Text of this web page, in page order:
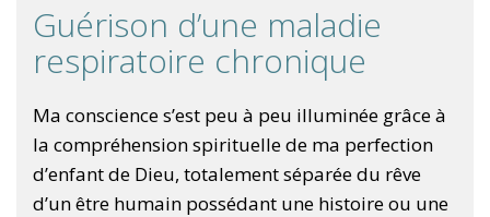
Guérison d’une maladie
respiratoire chronique
Ma conscience s’est peu à peu illuminée grâce à
la compréhension spirituelle de ma perfection
d’enfant de Dieu, totalement séparée du rêve
d’un être humain possédant une histoire ou une